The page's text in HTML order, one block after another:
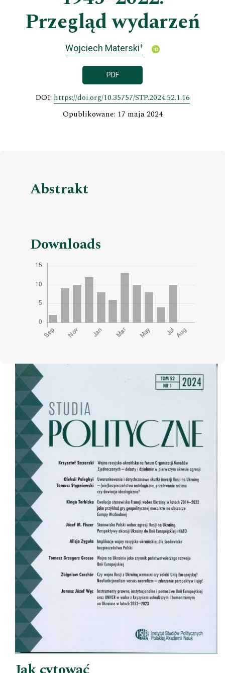
Przegląd wydarzeń
Wojciech Materski+
PDF
DOI: https://doi.org/10.35757/STP.2024.52.1.16
Opublikowane: 17 maja 2024
Abstrakt
Downloads
Cover image